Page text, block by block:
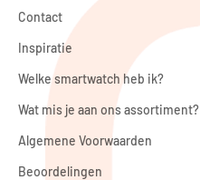
Contact
Inspiratie
Welke smartwatch heb ik?
Wat mis je aan ons assortiment?
Algemene Voorwaarden
Beoordelingen